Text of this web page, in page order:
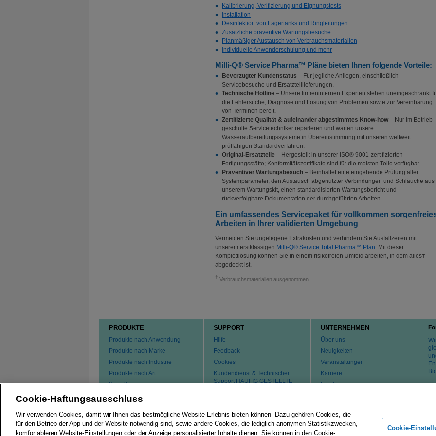
Kalibrierung, Verifizierung und Eignungstests
Installation
Desinfektion von Lagertanks und Ringleitungen
Zusätzliche präventive Wartungsbesuche
Planmäßiger Austausch von Verbrauchsmaterialien
Individuelle Anwenderschulung und mehr
Milli-Q® Service Pharma™ Pläne bieten Ihnen folgende Vorteile:
Bevorzugter Kundenstatus – Für jegliche Anliegen, einschließlich
Servicebesuche und Ersatzteillieferungen.
Technische Hotline – Unsere firmeninternen Experten stehen uneingeschränkt
die Fehlersuche, Diagnose und Lösung von Problemen sowie zur Vereinbarung
von Terminen bereit.
Zertifizierte Qualität & aufeinander abgestimmtes Know-how – Nur im Betrieb
geschulte Servicetechniker reparieren und warten unsere
Wasseraufbereitungssysteme in Übereinstimmung mit unseren weltweit
prüffähigen Standardverfahren.
Original-Ersatzteile – Hergestellt in unserer ISO® 9001-zertifizierten
Fertigungsstätte; Konformitätszertifikate sind für die meisten Teile verfügbar.
Präventiver Wartungsbesuch – Beinhaltet eine eingehende Prüfung aller
Systemparameter, den Austausch abgenutzter Verbindungen und Schläuche aus
unserem Wartungskit, einen standardisierten Wartungsbericht und
rückverfolgbare Dokumentation der durchgeführten Arbeiten.
Ein umfassendes Servicepaket für vollkommen
Arbeiten in Ihrer validierten Umgebung
Vermeiden Sie ungelegene Extrakosten und verhindern Sie Ausfallzeiten mit
unserem erstklassigen Milli-Q® Service Total Pharma™ Plan. Mit dieser
Komplettlösung können Sie in einem risikofreien Umfeld arbeiten, in dem alles†
abgedeckt ist.
† Verbrauchsmaterialien ausgenommen
PRODUKTE
Produkte nach Anwendung
Produkte nach Marke
Produkte nach Industrie
Produkte nach Art
Bestellungen
SUPPORT
Hilfe
Feedback
Cookies
Kundendienst & Technischer
Support HÄUFIG GESTELLTE
Kontaktaufnahme
UNTERNEHMEN
Über uns
Neuigkeiten
Veranstaltungen
Karriere
Land ändern
Merck-Gruppe Impressum Nutzungsbedingungen
Cookie-Haftungsausschluss
Wir verwenden Cookies, damit wir Ihnen das bestmögliche Website-Erlebnis bieten können. Dazu gehören Cookies, die
für den Betrieb der App und der Website notwendig sind, sowie andere Cookies, die lediglich anonymen Statistikzwecken,
komfortableren Website-Einstellungen oder der Anzeige personalisierter Inhalte dienen. Sie können in den Cookie-
Cookie-